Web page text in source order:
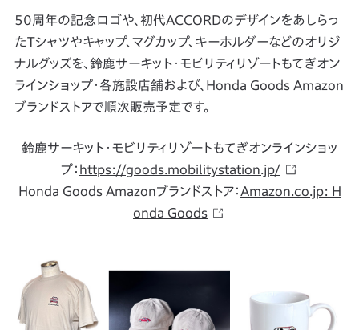
50周年の記念ロゴや、初代ACCORDのデザインをあしらっ
たTシャツやキャップ、マグカップ、キーホルダーなどのオリジ
ナルグッズを、鈴鹿サーキット・モビリティリゾートもてぎオン
ラインショップ・各施設店舗および、Honda Goods Amazon
ブランドストアで順次販売予定です。
鈴鹿サーキット・モビリティリゾートもてぎオンラインショッ
プ： https://goods.mobilitystation.jp/
Honda Goods Amazonブランドストア： Amazon.co.jp: H
onda Goods